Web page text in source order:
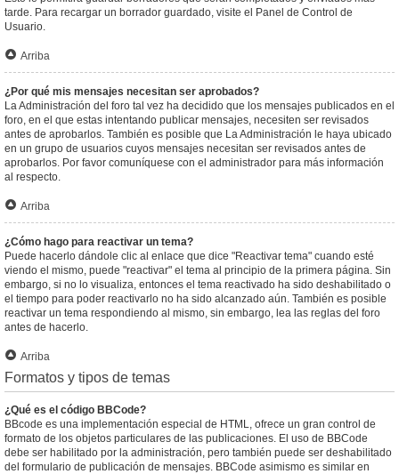
tarde. Para recargar un borrador guardado, visite el Panel de Control de
Usuario.
Arriba
¿Por qué mis mensajes necesitan ser aprobados?
La Administración del foro tal vez ha decidido que los mensajes publicados en el
foro, en el que estas intentando publicar mensajes, necesiten ser revisados
antes de aprobarlos. También es posible que La Administración le haya ubicado
en un grupo de usuarios cuyos mensajes necesitan ser revisados antes de
aprobarlos. Por favor comuníquese con el administrador para más información
al respecto.
Arriba
¿Cómo hago para reactivar un tema?
Puede hacerlo dándole clic al enlace que dice "Reactivar tema" cuando esté
viendo el mismo, puede "reactivar" el tema al principio de la primera página. Sin
embargo, si no lo visualiza, entonces el tema reactivado ha sido deshabilitado o
el tiempo para poder reactivarlo no ha sido alcanzado aún. También es posible
reactivar un tema respondiendo al mismo, sin embargo, lea las reglas del foro
antes de hacerlo.
Arriba
Formatos y tipos de temas
¿Qué es el código BBCode?
BBcode es una implementación especial de HTML, ofrece un gran control de
formato de los objetos particulares de las publicaciones. El uso de BBCode
debe ser habilitado por la administración, pero también puede ser deshabilitado
del formulario de publicación de mensajes. BBCode asimismo es similar en